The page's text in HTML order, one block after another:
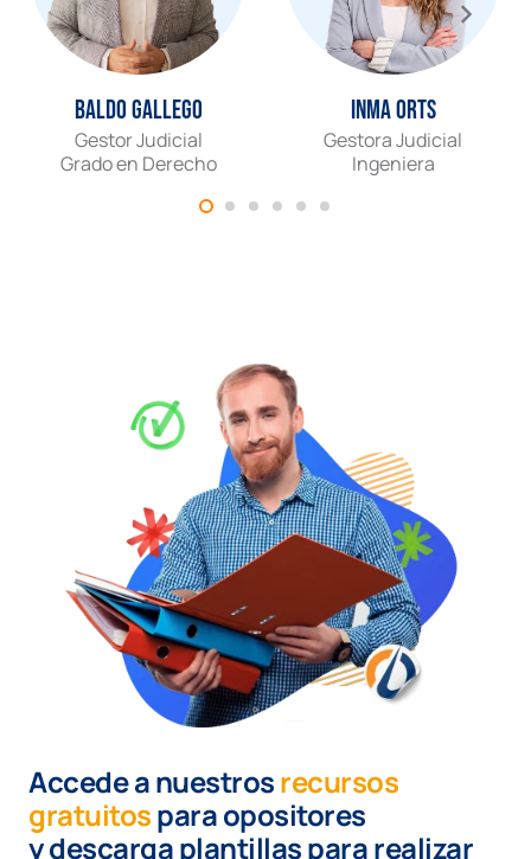
Baldo Gallego
Gestor Judicial
Grado en Derecho
Inma Orts
Gestora Judicial
Ingeniera
Accede a nuestrosrecursos
gratuitospara opositores
ydescarga plantillas para realizar